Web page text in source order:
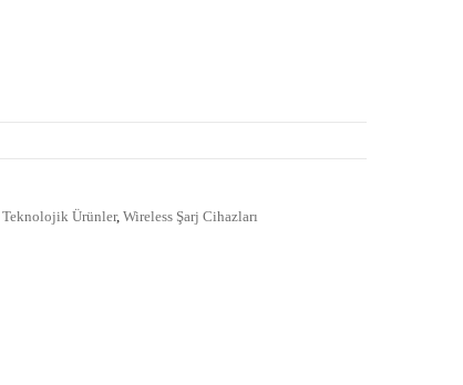
Teknolojik Ürünler, Wireless Şarj Cihazları